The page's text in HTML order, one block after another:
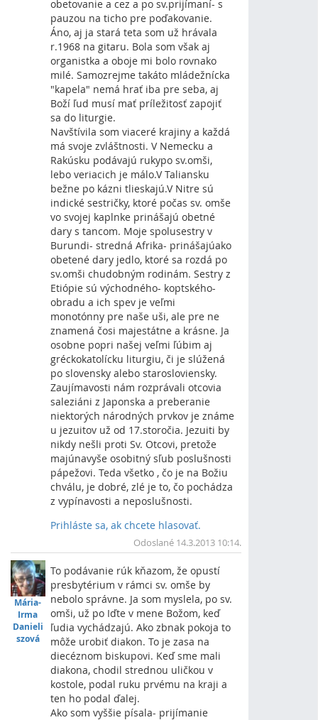
obetovanie a cez a po sv.prijímaní- s
pauzou na ticho pre poďakovanie.
Áno, aj ja stará teta som už hrávala
r.1968 na gitaru. Bola som však aj
organistka a oboje mi bolo rovnako
milé. Samozrejme takáto mládežnícka
"kapela" nemá hrať iba pre seba, aj
Boží ľud musí mať príležitosť zapojiť
sa do liturgie.
Navštívila som viaceré krajiny a každá
má svoje zvláštnosti. V Nemecku a
Rakúsku podávajú rukypo sv.omši,
lebo veriacich je málo.V Taliansku
bežne po kázni tlieskajú.V Nitre sú
indické sestričky, ktoré počas sv. omše
vo svojej kaplnke prinášajú obetné
dary s tancom. Moje spolusestry v
Burundi- stredná Afrika- prinášajúako
obetené dary jedlo, ktoré sa rozdá po
sv.omši chudobným rodinám. Sestry z
Etiópie sú východného- koptského-
obradu a ich spev je veľmi
monotónny pre naše uši, ale pre ne
znamená čosi majestátne a krásne. Ja
osobne popri našej veľmi ľúbim aj
gréckokatolícku liturgiu, či je slúžená
po slovensky alebo starosloviensky.
Zaujímavosti nám rozprávali otcovia
saleziáni z Japonska a preberanie
niektorých národných prvkov je známe
u jezuitov už od 17.storočia. Jezuiti by
nikdy nešli proti Sv. Otcovi, pretože
majúnavyše osobitný sľub poslušnosti
pápežovi. Teda všetko , čo je na Božiu
chválu, je dobré, zlé je to, čo pochádza
z vypínavosti a neposlušnosti.
Prihláste sa, ak chcete hlasovať.
Vrch
Odoslané 14.3.2013 10:14.
Mária-
Irma
Danieli
szová
To podávanie rúk kňazom, že opustí
presbytérium v rámci sv. omše by
nebolo správne. Ja som myslela, po sv.
omši, už po Iďte v mene Božom, keď
ľudia vychádzajú. Ako zbnak pokoja to
môže urobiť diakon. To je zasa na
diecéznom biskupovi. Keď sme mali
diakona, chodil strednou uličkou v
kostole, podal ruku prvému na kraji a
ten ho podal ďalej.
Ako som vyššie písala- prijímanie